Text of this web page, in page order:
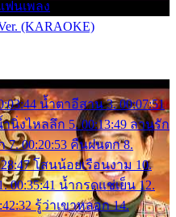
ฟนเพลง
(KARAOKE)
น้ำตาอีสาน 3. 00:07:51
นิ่งไหลลึก 5. 00:13:49 ลานรัก
7. 00:20:53 คืนฝนตก 8.
โสนน้อยเรือนงาม 10.
00:35:41 น้ำกรดแช่เย็น 12.
รู้ว่าเขาหลอก 14.